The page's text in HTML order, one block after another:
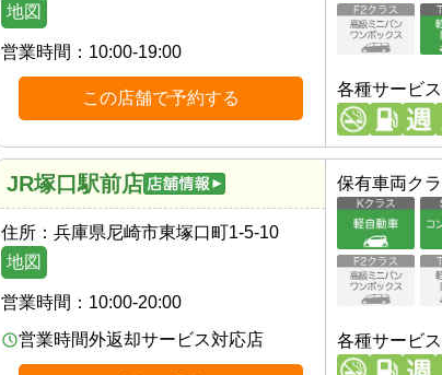
地図
営業時間： 10:00-19:00
この店舗で予約する 各種サービス
JR塚口駅前店
住所： 兵庫県尼崎市東塚口町1-5-10
地図
営業時間： 10:00-20:00
営業時間外返却サービス対応店
保有車両ク
各種サービス